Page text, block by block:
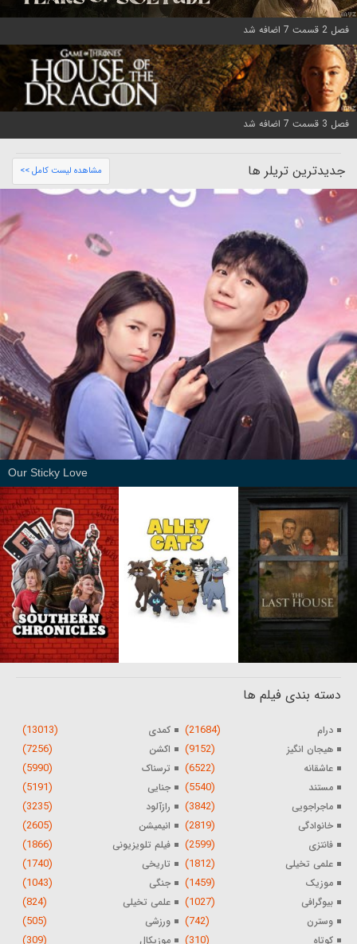
فصل 2 قسمت 7 اضافه شد
فصل 3 قسمت 7 اضافه شد
جدیدترین تریلر ها مشاهده لیست کامل >>
Our Sticky Love
دسته بندی فیلم ها
درام (21684) کمدی (13013)
هیجان انگیز (9152) اکشن (7256)
عاشقانه (6522) ترسناک (5990)
مستند (5540) جنایی (5191)
ماجراجویی (3842) رازآلود (3235)
خانوادگی (2819) انیمیشن (2605)
فانتزی (2599) فیلم تلویزیونی (1866)
علمی تخیلی (1812) تاریخی (1740)
موزیک (1459) جنگی (1043)
بیوگرافی (1027) علمی تخیلی (824)
وسترن (742) ورزشی (505)
کوتاه (310) موزیکال (309)